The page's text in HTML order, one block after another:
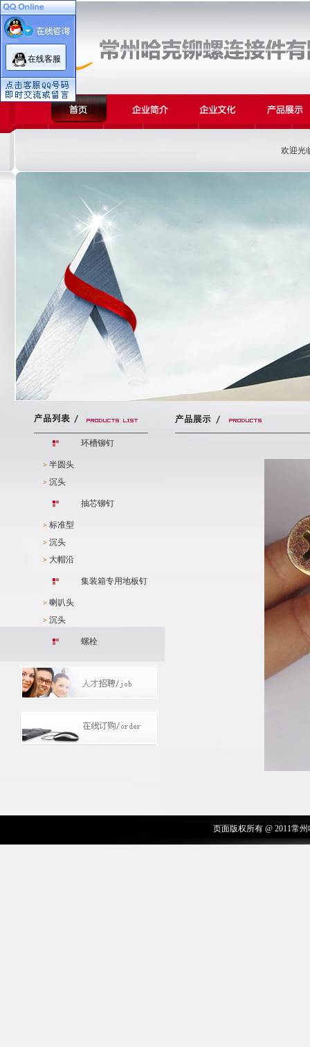
在线客服
欢迎光
环槽铆钉
> 半圆头
> 沉头
抽芯铆钉
> 标准型
> 沉头
> 大帽沿
集装箱专用地板钉
> 喇叭头
> 沉头
螺栓
页面版权所有 @ 2011常